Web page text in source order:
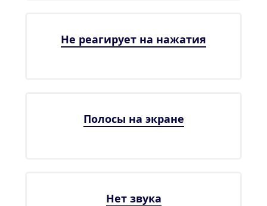
Не реагирует на нажатия
Полосы на экране
Нет звука